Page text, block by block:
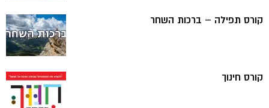
קורס תפילה – ברכות השחר
קורס חינוך